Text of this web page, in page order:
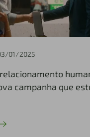
01/2025
campanha que